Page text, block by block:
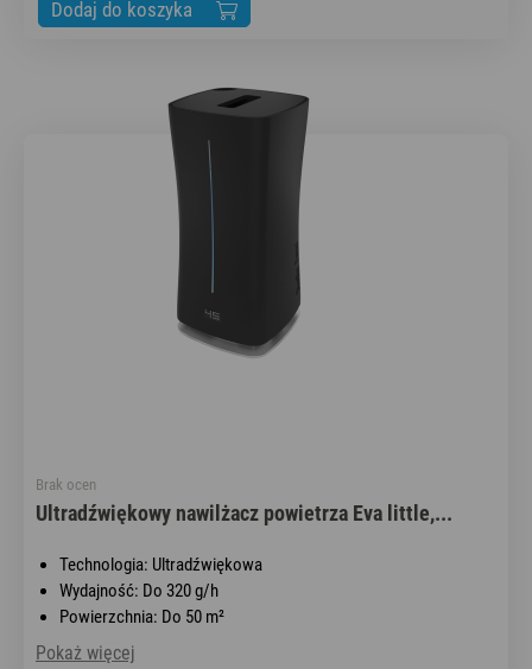
Dodaj do koszyka
Brak ocen
Ultradźwiękowy nawilżacz powietrza Eva little,...
Technologia: Ultradźwiękowa
Wydajność: Do 320 g/h
Powierzchnia: Do 50 m²
Pokaż więcej